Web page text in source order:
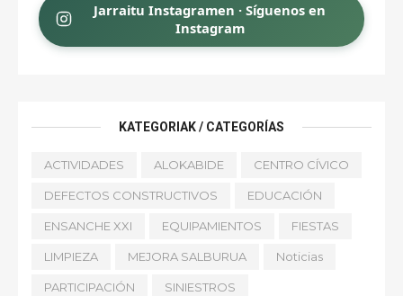
Jarraitu Instagramen · Síguenos en
Instagram
KATEGORIAK / CATEGORÍAS
ACTIVIDADES ALOKABIDE CENTRO CÍVICO
DEFECTOS CONSTRUCTIVOS EDUCACIÓN
ENSANCHE XXI EQUIPAMIENTOS FIESTAS
LIMPIEZA MEJORA SALBURUA Noticias
PARTICIPACIÓN SINIESTROS